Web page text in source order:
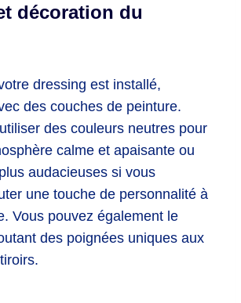
décoration du
dressing est installé,
des couches de peinture.
des couleurs neutres pour
calme et apaisante ou
audacieuses si vous
une touche de personnalité à
Vous pouvez également le
des poignées uniques aux